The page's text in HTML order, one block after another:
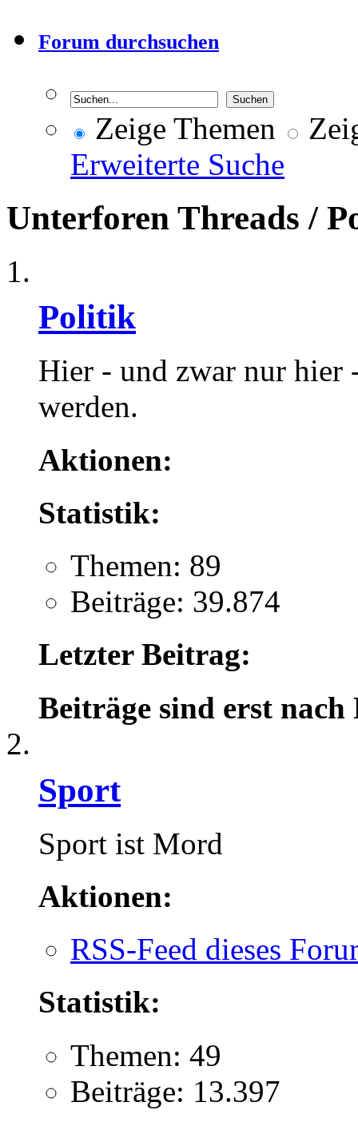
Forum durchsuchen
Zeige Themen
Erweiterte Suche
Unterforen Threads /
Politik
Hier - und zwar nur
werden.
Aktionen:
Statistik:
Themen: 89
Beiträge: 39.874
Letzter Beitrag:
Beiträge sind erst
Sport
Sport ist Mord
Aktionen:
RSS-Feed dieses
Statistik:
Themen: 49
Beiträge: 13.397